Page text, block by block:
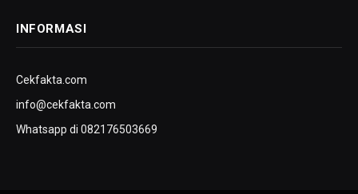
INFORMASI
Cekfakta.com
info@cekfakta.com
Whatsapp di 082176503669